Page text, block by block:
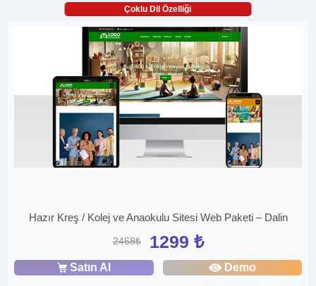
Çoklu Dil Özelliği
Hazır Kreş / Kolej ve Anaokulu Sitesi Web Paketi – Dalin
2468₺ 1299 ₺
Satın Al Demo